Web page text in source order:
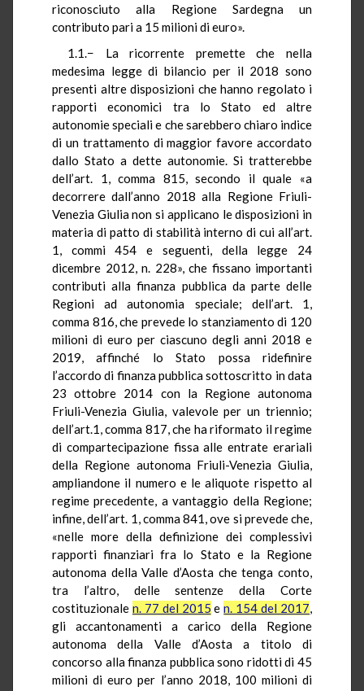
riconosciuto alla Regione Sardegna un
contributo pari a 15 milioni di euro».
1.1.− La ricorrente premette che nella
medesima legge di bilancio per il 2018 sono
presenti altre disposizioni che hanno regolato i
rapporti economici tra lo Stato ed altre
autonomie speciali e che sarebbero chiaro indice
di un trattamento di maggior favore accordato
dallo Stato a dette autonomie. Si tratterebbe
dell’art. 1, comma 815, secondo il quale «a
decorrere dall’anno 2018 alla Regione Friuli-
Venezia Giulia non si applicano le disposizioni in
materia di patto di stabilità interno di cui all’art.
1, commi 454 e seguenti, della legge 24
dicembre 2012, n. 228», che fissano importanti
contributi alla finanza pubblica da parte delle
Regioni ad autonomia speciale; dell’art. 1,
comma 816, che prevede lo stanziamento di 120
milioni di euro per ciascuno degli anni 2018 e
2019, affinché lo Stato possa ridefinire
l’accordo di finanza pubblica sottoscritto in data
23 ottobre 2014 con la Regione autonoma
Friuli-Venezia Giulia, valevole per un triennio;
dell’art.1, comma 817, che ha riformato il regime
di compartecipazione fissa alle entrate erariali
della Regione autonoma Friuli-Venezia Giulia,
ampliandone il numero e le aliquote rispetto al
regime precedente, a vantaggio della Regione;
infine, dell’art. 1, comma 841, ove si prevede che,
«nelle more della definizione dei complessivi
rapporti finanziari fra lo Stato e la Regione
autonoma della Valle d’Aosta che tenga conto,
tra l’altro, delle sentenze della Corte
costituzionale n. 77 del 2015 en. 154 del 2017,
gli accantonamenti a carico della Regione
autonoma della Valle d’Aosta a titolo di
concorso alla finanza pubblica sono ridotti di 45
milioni di euro per l’anno 2018, 100 milioni di